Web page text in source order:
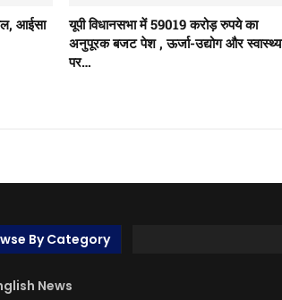
आईसा
यूपी विधानसभा में 59019 करोड़ रुपये का
अनुपूरक बजट पेश , ऊर्जा-उद्योग और स्वास्थ्य
पर…
By Category
News